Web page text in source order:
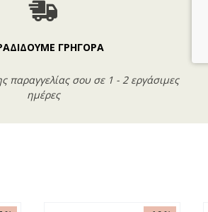
ΓΡΗΓΟΡΑ
παραγγελίας σου σε 1 - 2 εργάσιμες
ημέρες